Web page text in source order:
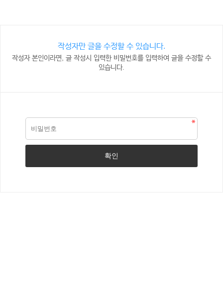
작성자만 글을 수정할 수 있습니다.
작성자 본인이라면, 글 작성시 입력한 비밀번호를 입력하여 글을 수정할 수
있습니다.